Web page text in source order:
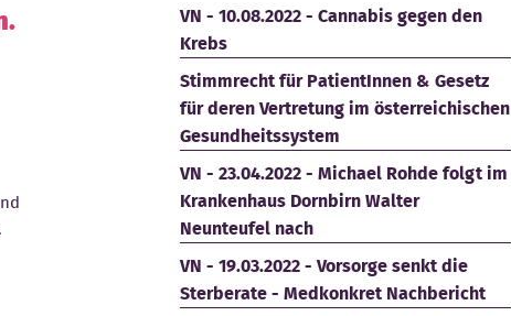
VN - 10.08.2022 - Cannabis gegen den
Krebs
Stimmrecht für PatientInnen & Gesetz
für deren Vertretung im österreichischen
Gesundheitssystem
VN - 23.04.2022 - Michael Rohde folgt im
Krankenhaus Dornbirn Walter
Neunteufel nach
VN - 19.03.2022 - Vorsorge senkt die
Sterberate - Medkonkret Nachbericht